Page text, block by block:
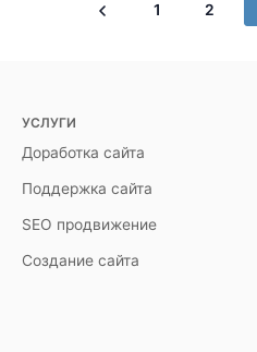
1 2
УСЛУГИ
Доработка сайта
Поддержка сайта
SEO продвижение
Создание сайта